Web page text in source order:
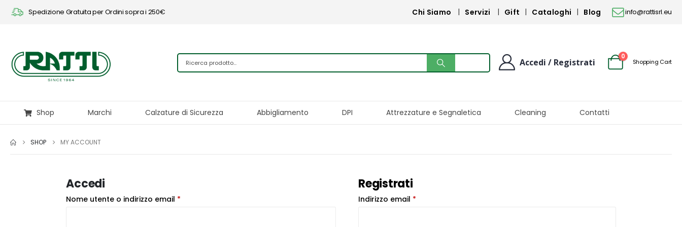
Spedizione Gratuita per Ordini sopra i 250€ Chi Siamo Servizi Gift Cataloghi Blog info@rattisrl.eu
Accedi / Registrati
0
Shopping Cart
Shop Marchi Calzature di Sicurezza Abbigliamento DPI Attrezzature e Segnaletica Cleaning Contatti
SHOP MY ACCOUNT
Accedi
Nome utente o indirizzo email *
Registrati
Indirizzo email *